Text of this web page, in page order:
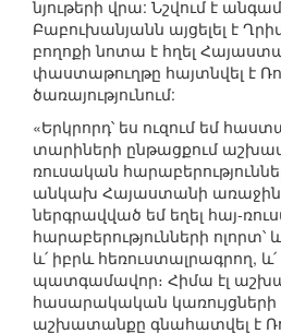
նյութերի վրա: Նշվում է
Բաբուխանյանն այցելել է
բողոքի նոտա է հղել
փաստաթուղթը հայտնվել է
ծառայությունում:
«Երկրորդ՝ ես ուզում եմ
տարիների ընթացքում
ռուսական
անկախ Հայաստանի առաջին
ներգրավված եմ եղել հայ-
հարաբերությունների
և՛ իբրև հեռուստալրագրող,
պատգամավոր։ Հիմա էլ
հասարակական կառույցների
աշխատանքը գնահատվել է